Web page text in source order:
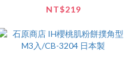
NT$219